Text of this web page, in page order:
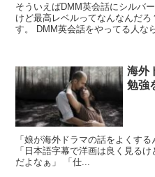
そういえばDMM英会話にシルバ
けど最高レベルってなんなんだろ？ こんにちは
す。 DMM英会話をやってる人
海外
勉強
「娘が海外ドラマの話をよくす
「日本語字幕で洋画は良く見る
だよなぁ」 「仕...